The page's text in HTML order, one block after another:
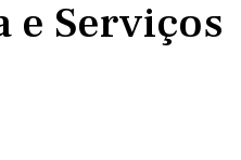
e Serviços